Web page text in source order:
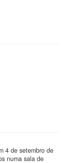
4 de setembro de
numa sala de